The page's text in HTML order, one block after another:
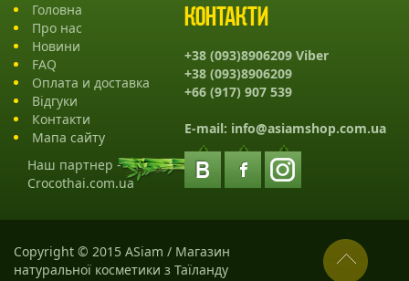
Головна
Про нас
Новини
FAQ
Оплата и доставка
Відгуки
Контакти
Мапа сайту
Наш партнер -
Crocothai.com.ua
Контакти
+38 (093)8906209 Viber
+38 (093)8906209
+66 (917) 907 539
E-mail: info@asiamshop.com.ua
Copyright © 2015 ASiam / Магазин
натуральної косметики з Таїланду